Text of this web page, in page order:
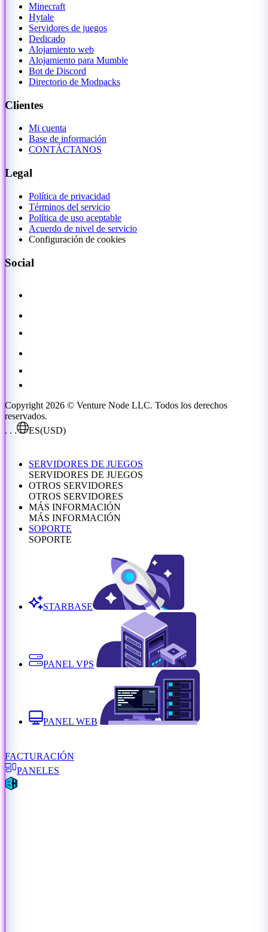
Minecraft
Hytale
Servidores de juegos
Dedicado
Alojamiento web
Alojamiento para Mumble
Bot de Discord
Directorio de Modpacks
Clientes
Mi cuenta
Base de información
CONTÁCTANOS
Legal
Política de privacidad
Términos del servicio
Política de uso aceptable
Acuerdo de nivel de servicio
Configuración de cookies
Social
Copyright 2026 © Venture Node LLC. Todos los derechos
reservados.
. . .
ES(USD)
SERVIDORES DE JUEGOS
SERVIDORES DE JUEGOS
OTROS SERVIDORES
OTROS SERVIDORES
MÁS INFORMACIÓN
MÁS INFORMACIÓN
SOPORTE
SOPORTE
STARBASE
PANEL VPS
PANEL WEB
FACTURACIÓN
PANELES